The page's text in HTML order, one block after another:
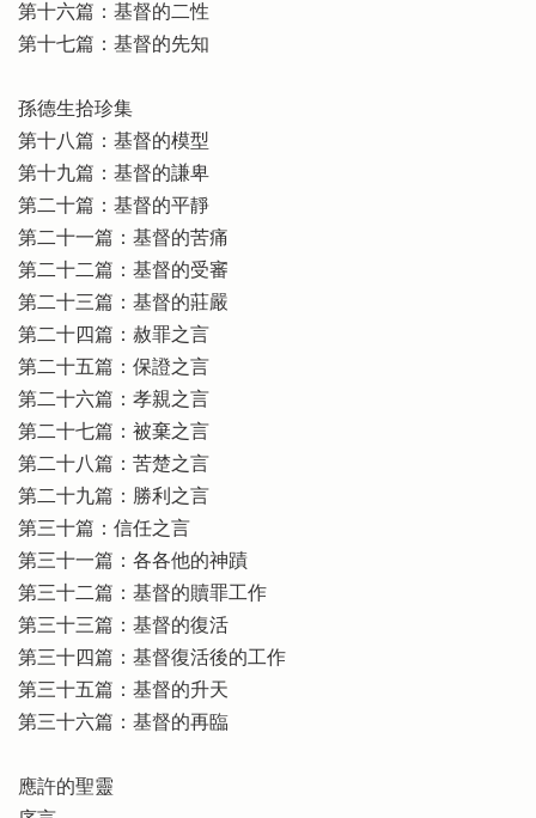
第十六篇：基督的二性
第十七篇：基督的先知
孫德生拾珍集
第十八篇：基督的模型
第十九篇：基督的謙卑
第二十篇：基督的平靜
第二十一篇：基督的苦痛
第二十二篇：基督的受審
第二十三篇：基督的莊嚴
第二十四篇：赦罪之言
第二十五篇：保證之言
第二十六篇：孝親之言
第二十七篇：被棄之言
第二十八篇：苦楚之言
第二十九篇：勝利之言
第三十篇：信任之言
第三十一篇：各各他的神蹟
第三十二篇：基督的贖罪工作
第三十三篇：基督的復活
第三十四篇：基督復活後的工作
第三十五篇：基督的升天
第三十六篇：基督的再臨
應許的聖靈